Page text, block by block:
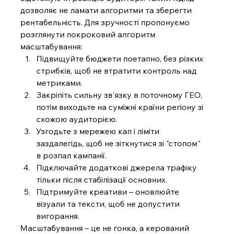
дозволяє не ламати алгоритми та зберегти
рентабельність. Для зручності пропонуємо
розглянути покроковий алгоритм
масштабування:
Підвищуйте бюджети поетапно, без різких
стрибків, щоб не втратити контроль над
метриками.
Закріпіть сильну зв'язку в поточному ГЕО,
потім виходьте на суміжні країни регіону зі
схожою аудиторією.
Узгодьте з мережею кап і ліміти
заздалегідь, щоб не зіткнутися зі "стопом"
в розпал кампанії.
Підключайте додаткові джерела трафіку
тільки після стабілізації основних.
Підтримуйте креативи – оновлюйте
візуали та тексти, щоб не допустити
вигорання.
Масштабування – це не гонка, а керований